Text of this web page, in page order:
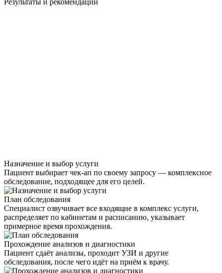
Назначение и выбор услуги
Пациент выбирает чек-ап по своему запросу — комплексное
обследование, подходящее для его целей.
План обследования
Специалист озвучивает все входящие в комплекс услуги,
распределяет по кабинетам и расписанию, указывает
примерное время прохождения.
Прохождение анализов и диагностики
Пациент сдаёт анализы, проходит УЗИ и другие
обследования, после чего идёт на приём к врачу.